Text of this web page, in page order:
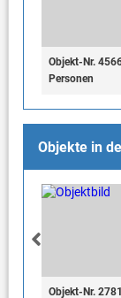
Objekt-Nr.
Personen
Objekte in
Objekt-Nr.